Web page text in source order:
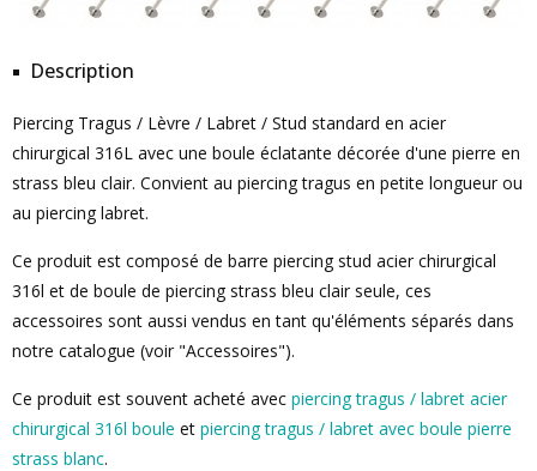
Description
Piercing Tragus / Lèvre / Labret / Stud standard en acier
chirurgical 316L avec une boule éclatante décorée d'une pierre en
strass bleu clair. Convient au piercing tragus en petite longueur ou
au piercing labret.
Ce produit est composé de barre piercing stud acier chirurgical
316l et de boule de piercing strass bleu clair seule, ces
accessoires sont aussi vendus en tant qu'éléments séparés dans
notre catalogue (voir "Accessoires").
Ce produit est souvent acheté avec piercing tragus / labret acier
chirurgical 316l boule et piercing tragus / labret avec boule pierre
strass blanc.